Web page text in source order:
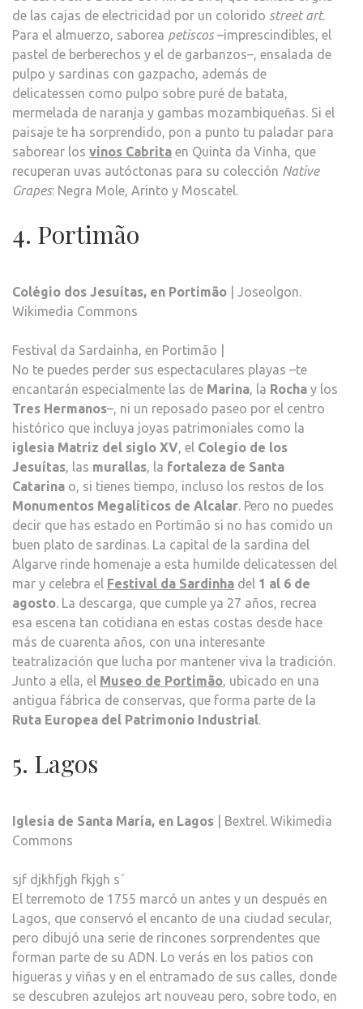
de las cajas de electricidad por un colorido street art.
Para el almuerzo, saborea petiscos–imprescindibles, el
pastel de berberechos y el de garbanzos–, ensalada de
pulpo y sardinas con gazpacho, además de
delicatessen como pulpo sobre puré de batata,
mermelada de naranja y gambas mozambiqueñas. Si el
paisaje te ha sorprendido, pon a punto tu paladar para
saborear los vinos Cabrita en Quinta da Vinha, que
recuperan uvas autóctonas para su colección Native
Grapes: Negra Mole, Arinto y Moscatel.
4. Portimão
Colégio dos Jesuítas, en Portimão | Joseolgon.
Wikimedia Commons
Festival da Sardainha, en Portimão |
No te puedes perder sus espectaculares playas –te
encantarán especialmente las de Marina, la Rocha y los
Tres Hermanos–, ni un reposado paseo por el centro
histórico que incluya joyas patrimoniales como la
iglesia Matriz del siglo XV, el Colegio de los
Jesuítas, las murallas, la fortaleza de Santa
Catarina o, si tienes tiempo, incluso los restos de los
Monumentos Megalíticos de Alcalar. Pero no puedes
decir que has estado en Portimão si no has comido un
buen plato de sardinas. La capital de la sardina del
Algarve rinde homenaje a esta humilde delicatessen del
mar y celebra el Festival da Sardinha del 1 al 6 de
agosto. La descarga, que cumple ya 27 años, recrea
esa escena tan cotidiana en estas costas desde hace
más de cuarenta años, con una interesante
teatralización que lucha por mantener viva la tradición.
Junto a ella, el Museo de Portimão, ubicado en una
antigua fábrica de conservas, que forma parte de la
Ruta Europea del Patrimonio Industrial.
5. Lagos
Iglesia de Santa María, en Lagos | Bextrel. Wikimedia
Commons
sjf djkhfjgh fkjgh s´
El terremoto de 1755 marcó un antes y un después en
Lagos, que conservó el encanto de una ciudad secular,
pero dibujó una serie de rincones sorprendentes que
forman parte de su ADN. Lo verás en los patios con
higueras y viñas y en el entramado de sus calles, donde
se descubren azulejos art nouveau pero, sobre todo, en